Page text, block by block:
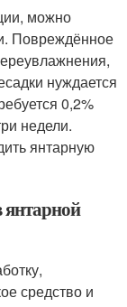
можно
Повреждённое
нуждается
0,2%
недели.
янтарную
янтарной
средство и